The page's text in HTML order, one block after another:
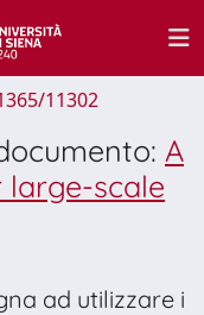
11302
A
scale
ad utilizzare i